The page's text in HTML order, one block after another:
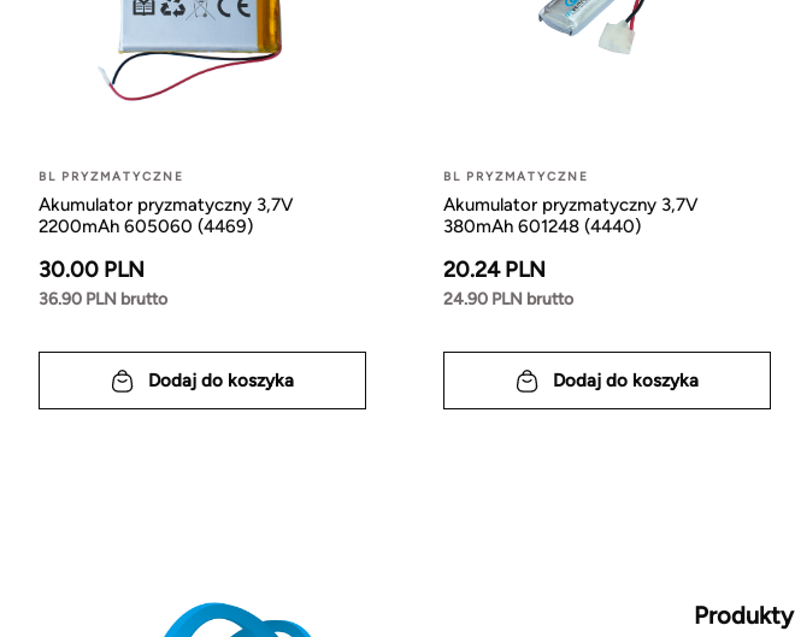
BL PRYZMATYCZNE
Akumulator pryzmatyczny 3,7V
2200mAh 605060 (4469)
30.00 PLN
36.90 PLN brutto
Dodaj do koszyka
BL PRYZMATYCZNE
Akumulator pryzmatyczny 3,7V
380mAh 601248 (4440)
20.24 PLN
24.90 PLN brutto
Dodaj do koszyka
Produkty